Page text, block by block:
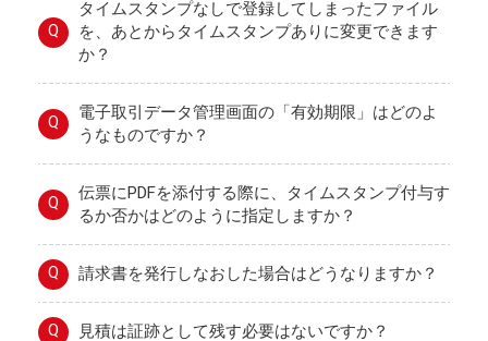
Q
タイムスタンプなしで登録してしまったファイル
を、あとからタイムスタンプありに変更できます
か？
Q
電子取引データ管理画面の「有効期限」はどのよ
うなものですか？
Q
伝票にPDFを添付する際に、タイムスタンプ付与す
るか否かはどのように指定しますか？
Q 請求書を発行しなおした場合はどうなりますか？
Q 見積は証跡として残す必要はないですか？